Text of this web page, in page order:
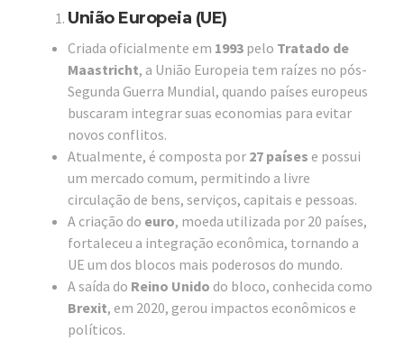
União Europeia (UE)
Criada oficialmente em 1993 pelo Tratado de
Maastricht, a União Europeia tem raízes no pós-
Segunda Guerra Mundial, quando países europeus
buscaram integrar suas economias para evitar
novos conflitos.
Atualmente, é composta por 27 países e possui
um mercado comum, permitindo a livre
circulação de bens, serviços, capitais e pessoas.
A criação do euro, moeda utilizada por 20 países,
fortaleceu a integração econômica, tornando a
UE um dos blocos mais poderosos do mundo.
A saída do Reino Unido do bloco, conhecida como
Brexit, em 2020, gerou impactos econômicos e
políticos.